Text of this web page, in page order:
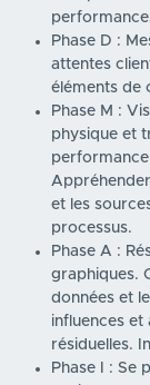
Phase D :
attentes
éléments de
Phase M :
physique et
et les
processus.
Phase A :
graphiques.
données et
influences et
résiduelles.
Phase I : Se